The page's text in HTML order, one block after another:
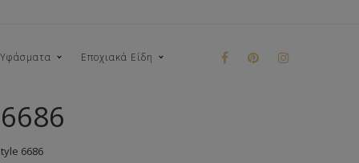
Εποχιακά Είδη
6686